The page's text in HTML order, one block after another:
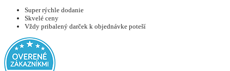
Super rýchle dodanie
Skvelé ceny
Vždy pribalený darček k objednávke poteší